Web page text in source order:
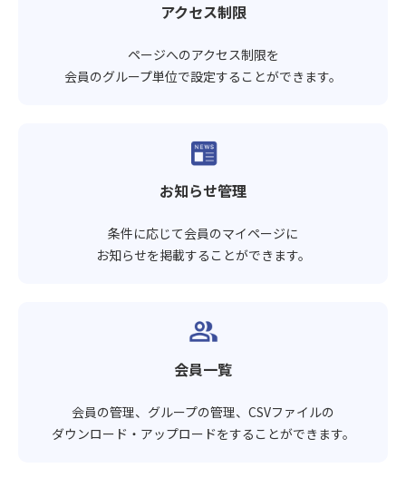
アクセス制限
ページへのアクセス制限を
会員のグループ単位で設定することができます。
お知らせ管理
条件に応じて会員のマイページに
お知らせを掲載することができます。
会員一覧
会員の管理、グループの管理、CSVファイルの
ダウンロード・アップロードをすることができます。